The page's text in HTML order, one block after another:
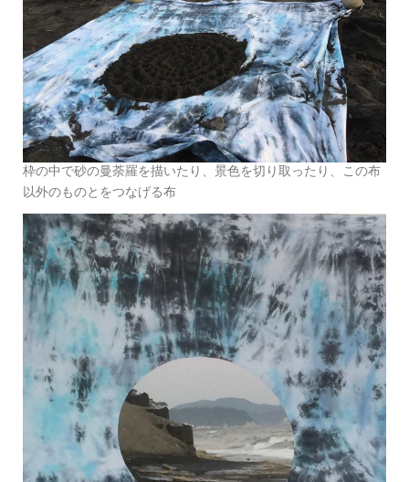
枠の中で砂の曼荼羅を描いたり、景色を切り取ったり、この布
以外のものとをつなげる布